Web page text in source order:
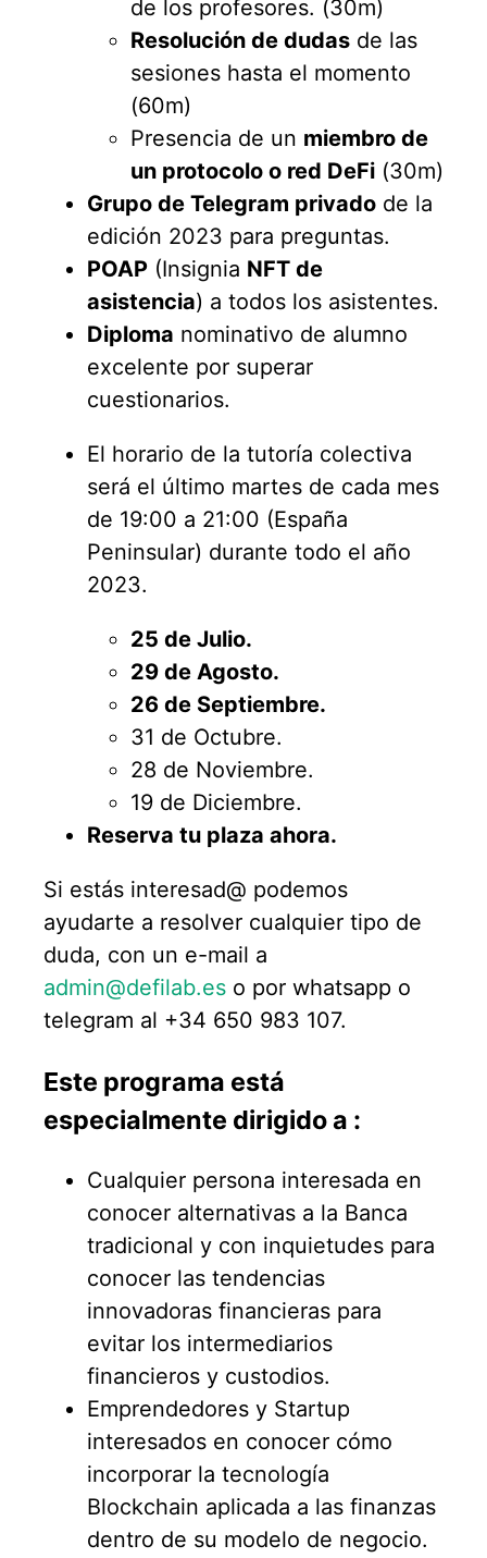
de los profesores. (30m)
Resolución de dudas de las
sesiones hasta el momento
(60m)
Presencia de un miembro de
un protocolo o red DeFi (30m)
Grupo de Telegram privado de la
edición 2023 para preguntas.
POAP (Insignia NFT de
asistencia) a todos los asistentes.
Diploma nominativo de alumno
excelente por superar
cuestionarios.
El horario de la tutoría colectiva
será el último martes de cada mes
de 19:00 a 21:00 (España
Peninsular) durante todo el año
2023.
25 de Julio.
29 de Agosto.
26 de Septiembre.
31 de Octubre.
28 de Noviembre.
19 de Diciembre.
Reserva tu plaza ahora.
Si estás interesad@ podemos
ayudarte a resolver cualquier tipo de
duda, con un e-mail a
admin@defilab.es o por whatsapp o
telegram al +34 650 983 107.
Este programa está
especialmente dirigido a :
Cualquier persona interesada en
conocer alternativas a la Banca
tradicional y con inquietudes para
conocer las tendencias
innovadoras financieras para
evitar los intermediarios
financieros y custodios.
Emprendedores y Startup
interesados en conocer cómo
incorporar la tecnología
Blockchain aplicada a las finanzas
dentro de su modelo de negocio.